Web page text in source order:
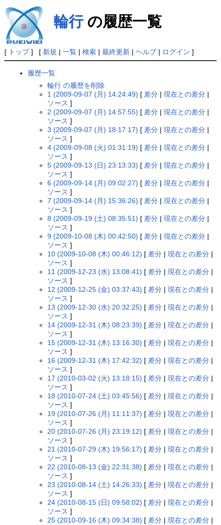
輪行の履歴一覧
[ トップ] [ 新規 | 一覧| 検索| 最終更新| ヘルプ| ログイン ]
履歴一覧
輪行 の履歴を削除
1 (2009-09-07 (月) 14:24:49) [ 差分 |現在との差分 |
ソース ]
2 (2009-09-07 (月) 14:57:55) [ 差分 |現在との差分 |
ソース ]
3 (2009-09-07 (月) 18:17:17) [ 差分 |現在との差分 |
ソース ]
4 (2009-09-08 (火) 01:31:19) [ 差分 |現在との差分 |
ソース ]
5 (2009-09-13 (日) 23:13:33) [ 差分 |現在との差分 |
ソース ]
6 (2009-09-14 (月) 09:02:27) [ 差分 |現在との差分 |
ソース ]
7 (2009-09-14 (月) 15:36:26) [ 差分 |現在との差分 |
ソース ]
8 (2009-09-19 (土) 08:35:51) [ 差分 |現在との差分 |
ソース ]
9 (2009-10-08 (木) 00:42:50) [ 差分 |現在との差分 |
ソース ]
10 (2009-10-08 (木) 00:46:12) [ 差分 |現在との差分 |
ソース ]
11 (2009-12-23 (水) 13:08:41) [ 差分 |現在との差分 |
ソース ]
12 (2009-12-25 (金) 03:37:43) [ 差分 |現在との差分 |
ソース ]
13 (2009-12-30 (水) 20:32:25) [ 差分 |現在との差分 |
ソース ]
14 (2009-12-31 (木) 08:23:39) [ 差分 |現在との差分 |
ソース ]
15 (2009-12-31 (木) 13:16:30) [ 差分 |現在との差分 |
ソース ]
16 (2009-12-31 (木) 17:42:32) [ 差分 |現在との差分 |
ソース ]
17 (2010-03-02 (火) 13:18:15) [ 差分 |現在との差分 |
ソース ]
18 (2010-07-24 (土) 03:45:56) [ 差分 |現在との差分 |
ソース ]
19 (2010-07-26 (月) 11:11:37) [ 差分 |現在との差分 |
ソース ]
20 (2010-07-26 (月) 23:19:12) [ 差分 |現在との差分 |
ソース ]
21 (2010-07-29 (木) 19:56:17) [ 差分 |現在との差分 |
ソース ]
22 (2010-08-13 (金) 22:31:38) [ 差分 |現在との差分 |
ソース ]
23 (2010-08-14 (土) 14:26:33) [ 差分 |現在との差分 |
ソース ]
24 (2010-08-15 (日) 09:58:02) [ 差分 |現在との差分 |
ソース ]
25 (2010-09-16 (木) 09:34:38) [ 差分 |現在との差分 |